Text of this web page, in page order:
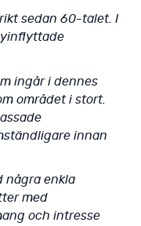
sedan 60-talet. I
ingår i dennes
området i stort.
innan
några enkla
med
och intresse